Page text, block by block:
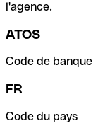
l'agence.
ATOS
Code de banque
FR
Code du pays